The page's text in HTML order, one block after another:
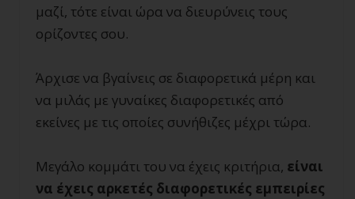
μαζί, τότε είναι ώρα να διευρύνεις τους
ορίζοντες σου.
Άρχισε να βγαίνεις σε διαφορετικά μέρη και
να μιλάς με γυναίκες διαφορετικές από
εκείνες με τις οποίες συνήθιζες μέχρι τώρα.
Μεγάλο κομμάτι του να έχεις κριτήρια, είναι
να έχεις αρκετές διαφορετικές εμπειρίες